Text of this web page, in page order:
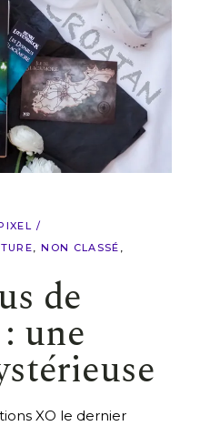
NON CLASSÉ
de
une
XO le dernier